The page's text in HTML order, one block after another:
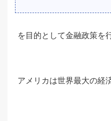
を目的として金融政策を
アメリカは世界最大の経